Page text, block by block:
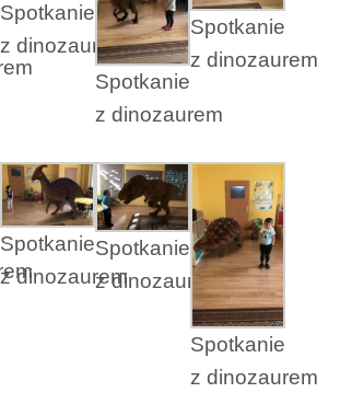
Spotkanie
z dinozaurem
Spotkanie
z dinozaurem
Spotkanie
z dinozaurem
Spotkanie
z dinozaurem
Spotkanie
z dinozaurem
Spotkanie
z dinozaurem